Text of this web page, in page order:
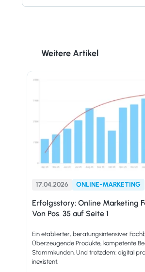
Weitere Artikel
17.04.2026 ONLINE-MARKETING
Erfolgsstory: Online Marketing
Von Pos. 35 auf Seite 1
Ein etablierter, beratungsintensiver
Überzeugende Produkte, kompetente
Stammkunden. Und trotzdem: digital
inexistent.